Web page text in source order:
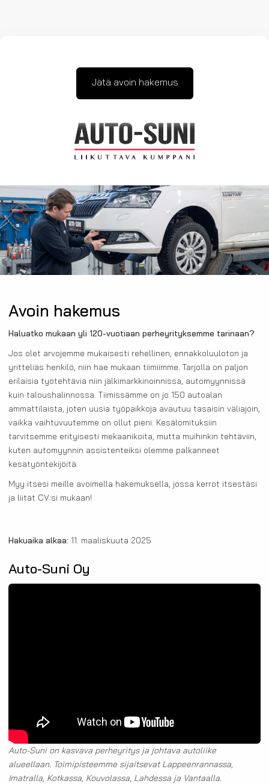
Jätä avoin hakemus
Avoin hakemus
Haluatko mukaan yli 120-vuotiaan perheyrityksemme tarinaan?
Jos olet arvojemme mukaisesti rehellinen, ennakkoluuloton ja
yritteliäs henkilö, niin hae mukaan tiimiimme. Tarjolla on paljon
erilaisia työtehtäviä niin jälkimarkkinoinnissa, automyynnissä
kuin taloushalinnossa. Tiimissämme on jo 150 autoalan
ammattilaista, joten uusia työpaikkoja avautuu tasaisin väliajoin,
vaikka vaihtuvuutemme on ollut pieni. Kesälomituksiin
tarvitsemme erityisesti mekaanikoita, mutta muihinkin tehtäviin,
kuten automyynnin assistenteiksi olemme palkanneet
kesätyöntekijöitä.
Myy itsesi meille avoimella hakemuksella, jossa kerrot itsestäsi
ja liität CV:si mukaan!
Hakuaika alkaa: 11. maaliskuuta 2025
Auto-Suni Oy
Auto-Suni on kasvava perheyritys ja johtava autoliike
alueellaan. Toimipisteemme sijaitsevat Lappeenrannassa,
Imatralla, Kotkassa, Kouvolassa, Lahdessa ja Vantaalla.